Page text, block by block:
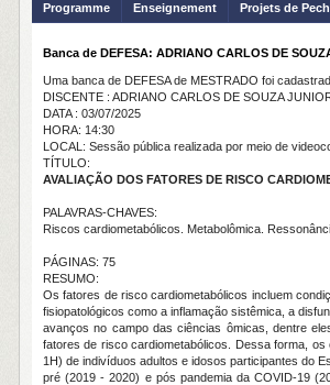
Programme Enseignement Projets de
Banca de DEFESA: ADRIANO CARLOS DE
Uma banca de DEFESA de MESTRADO foi
DISCENTE : ADRIANO CARLOS DE SOUZA
DATA : 03/07/2025
HORA: 14:30
LOCAL: Sessão pública realizada por meio de
TÍTULO:
AVALIAÇÃO DOS FATORES DE RISCO
PALAVRAS-CHAVES:
Riscos cardiometabólicos. Metabolômica.
PÁGINAS: 75
RESUMO:
Os fatores de risco cardiometabólicos incluem
fisiopatológicos como a inflamação sistêmica, a
avanços no campo das ciências ômicas, dentre
fatores de risco cardiometabólicos. Dessa forma,
1H) de indivíduos adultos e idosos participantes do
pré (2019 - 2020) e pós pandemia da COVID-19